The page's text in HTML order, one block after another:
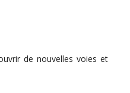
de nouvelles voies et